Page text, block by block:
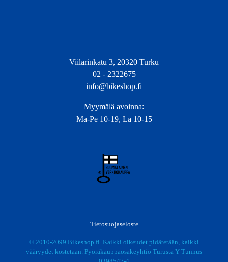
Viilarinkatu 3, 20320 Turku
02 - 2322675
info@bikeshop.fi
Myymälä avoinna:
Ma-Pe 10-19, La 10-15
Tietosuojaseloste
© 2010-2099 Bikeshop.fi. Kaikki oikeudet pidätetään, kaikki
vääryydet kostetaan. Pyöräkauppaosakeyhtiö Turusta Y-Tunnus